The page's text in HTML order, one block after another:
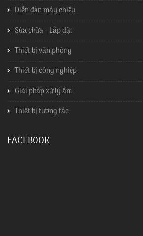
Diễn đàn máy chiếu
Sửa chữa - Lắp đặt
Thiết bị văn phòng
Thiết bị công nghiệp
Giải pháp xử lý ẩm
Thiết bị tương tác
FACEBOOK